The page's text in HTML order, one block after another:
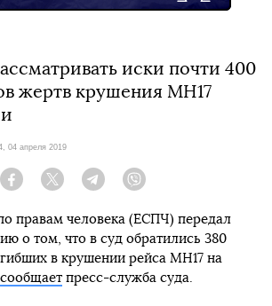
иски почти 400
жертв крушения MH17
04 апреля 2019
Facebook Twitter Telegram
правам человека (ЕСПЧ) передал
о том, что в суд обратились 380
в крушении рейса MH17 на
сообщает пресс-служба суда.